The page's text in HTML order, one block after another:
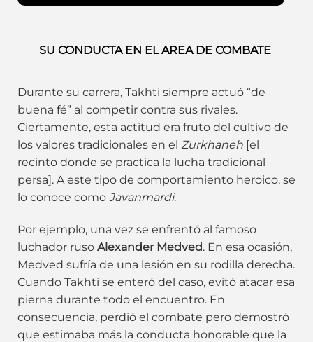
SU CONDUCTA EN EL AREA DE COMBATE
Durante su carrera, Takhti siempre actuó “de
buena fé” al competir contra sus rivales.
Ciertamente, esta actitud era fruto del cultivo de
los valores tradicionales en el Zurkhaneh [el
recinto donde se practica la lucha tradicional
persa]. A este tipo de comportamiento heroico, se
lo conoce como Javanmardi.
Por ejemplo, una vez se enfrentó al famoso
luchador ruso Alexander Medved. En esa ocasión,
Medved sufría de una lesión en su rodilla derecha.
Cuando Takhti se enteró del caso, evitó atacar esa
pierna durante todo el encuentro. En
consecuencia, perdió el combate pero demostró
que estimaba más la conducta honorable que la